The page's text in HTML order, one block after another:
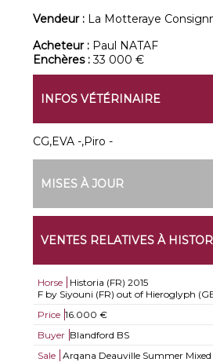
Vendeur : La Motteraye
Acheteur : Paul NATAF
Enchères :33 000 €
INFOS VÉTÉRINAIRE
CG,EVA -,Piro -
MISES À JOUR
VENTES RELATIVES À
Horse Historia (FR) 2015
F by Siyouni (FR) out of Hieroglyph
Price 16.000 €
Buyer Blandford BS
Sale
Arqana Deauville Summer Mixed